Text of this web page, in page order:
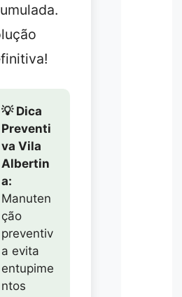
💡 Dica
Preventi
va Vila
Albertin
a:
Manuten
ção
preventiv
a evita
entupime
ntos